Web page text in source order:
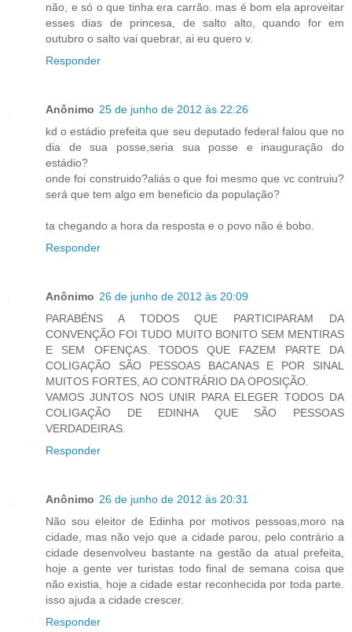
não, e só o que tinha era carrão. mas é bom ela aproveitar
esses dias de princesa, de salto alto, quando for em
outubro o salto vai quebrar, ai eu quero v.
Responder
Anônimo 25 de junho de 2012 às 22:26
kd o estádio prefeita que seu deputado federal falou que no
dia de sua posse,seria sua posse e inauguração do
estádio?
onde foi construido?aliás o que foi mesmo que vc contruiu?
será que tem algo em beneficio da população?
ta chegando a hora da resposta e o povo não é bobo.
Responder
Anônimo 26 de junho de 2012 às 20:09
PARABÉNS A TODOS QUE PARTICIPARAM DA
CONVENÇÃO FOI TUDO MUITO BONITO SEM MENTIRAS
E SEM OFENÇAS. TODOS QUE FAZEM PARTE DA
COLIGAÇÃO SÃO PESSOAS BACANAS E POR SINAL
MUITOS FORTES, AO CONTRÁRIO DA OPOSIÇÃO.
VAMOS JUNTOS NOS UNIR PARA ELEGER TODOS DA
COLIGAÇÃO DE EDINHA QUE SÃO PESSOAS
VERDADEIRAS.
Responder
Anônimo 26 de junho de 2012 às 20:31
Não sou eleitor de Edinha por motivos pessoas,moro na
cidade, mas não vejo que a cidade parou, pelo contrário a
cidade desenvolveu bastante na gestão da atual prefeita,
hoje a gente ver turistas todo final de semana coisa que
não existia, hoje a cidade estar reconhecida por toda parte.
isso ajuda a cidade crescer.
Responder